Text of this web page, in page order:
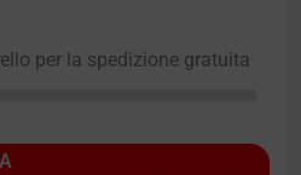
per la spedizione gratuita